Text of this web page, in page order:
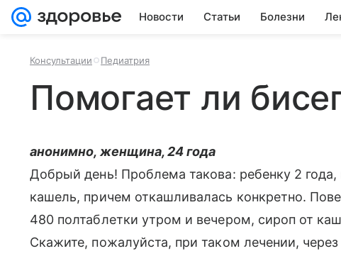
Новости Статьи Болезни
Консультации Педиатрия
Помогает ли
анонимно, женщина, 24 года
Добрый день! Проблема такова: ребенку 2
кашель, причем откашливалась конкретно.
480 полтаблетки утром и вечером, сироп от
Скажите, пожалуйста, при таком лечении,